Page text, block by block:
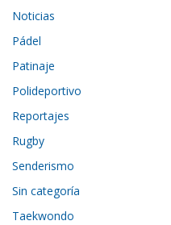
Noticias
Pádel
Patinaje
Polideportivo
Reportajes
Rugby
Senderismo
Sin categoría
Taekwondo